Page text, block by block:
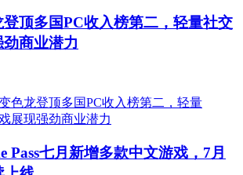
登顶多国PC收入榜第二，轻量社交
商业潜力
Pass七月新增多款中文游戏，7月